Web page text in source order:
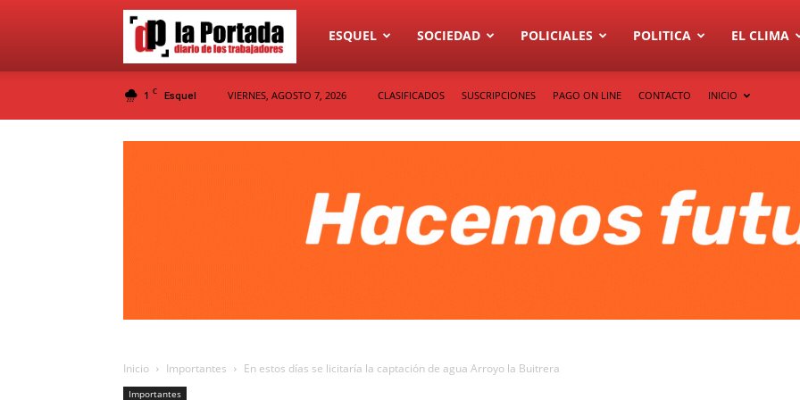
Diario
La
ESQUEL SOCIEDAD POLICIALES POLITICA EL CLIMA
1 C Esquel VIERNES, AGOSTO 7, 2026 CLASIFICADOS SUSCRIPCIONES PAGO ON LINE CONTACTO INICIO
Inicio Importantes En estos días se licitaría la captación de agua Arroyo la Buitrera
Importantes